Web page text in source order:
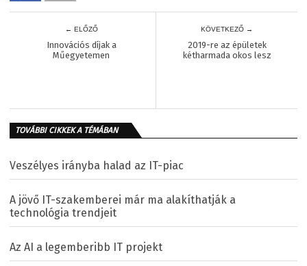
← ELŐZŐ
Innovációs díjak a
Műegyetemen
KÖVETKEZŐ →
2019-re az épületek
kétharmada okos lesz
TOVÁBBI CIKKEK A TÉMÁBAN
Veszélyes irányba halad az IT-piac
A jövő IT-szakemberei már ma alakíthatják a
technológia trendjeit
Az AI a legemberibb IT projekt